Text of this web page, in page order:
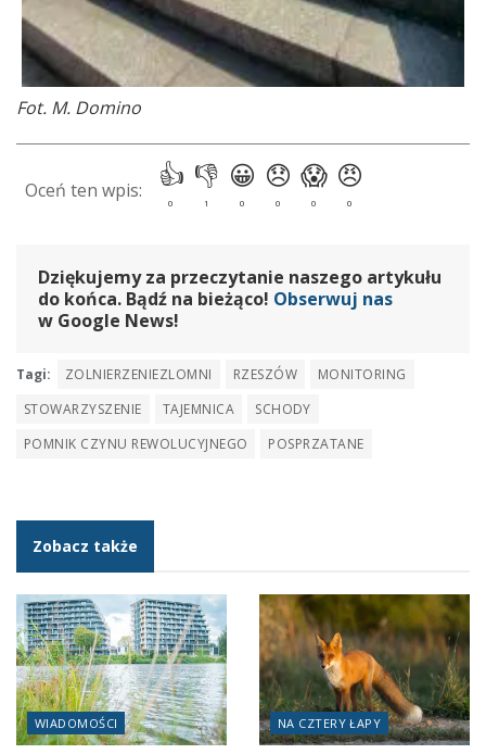
Fot. M. Domino
Dziękujemy za przeczytanie naszego artykułu
do końca. Bądź na bieżąco! Obserwuj nas
w Google News!
Tagi: ZOLNIERZENIEZLOMNI RZESZÓW
MONITORING
STOWARZYSZENIE
TAJEMNICA
SCHODY
POMNIK CZYNU REWOLUCYJNEGO
POSPRZATANE
Zobacz także
WIADOMOŚCI NA CZTERY ŁAPY